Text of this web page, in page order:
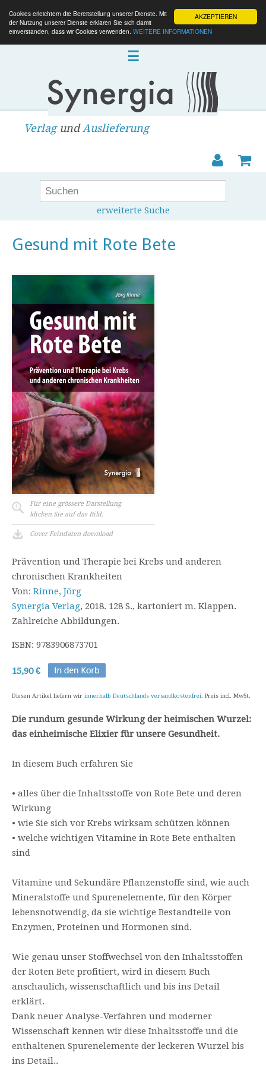
AKZEPTIEREN
Cookies erleichtern die Bereitstellung unserer Dienste. Mit
der Nutzung unserer Dienste erklären Sie sich damit
einverstanden, dass wir Cookies verwenden. WEITERE INFORMATIONEN
☰
VerlagundAuslieferung
erweiterte Suche
Gesund mit Rote Bete
Für eine grössere Darstellung
klicken Sie auf das Bild.
Cover Feindaten download
Prävention und Therapie bei Krebs und anderen
chronischen Krankheiten
Von: Rinne, Jörg
Synergia Verlag, 2018. 128 S., kartoniert m. Klappen.
Zahlreiche Abbildungen.
ISBN: 9783906873701
15,90 €
Diesen Artikel liefern wir innerhalb Deutschlands versandkostenfrei. Preis incl. MwSt.
Die rundum gesunde Wirkung der heimischen Wurzel:
das einheimische Elixier für unsere Gesundheit.
In diesem Buch erfahren Sie
• alles über die Inhaltsstoffe von Rote Bete und deren
Wirkung
• wie Sie sich vor Krebs wirksam schützen können
• welche wichtigen Vitamine in Rote Bete enthalten
sind
Vitamine und Sekundäre Pflanzenstoffe sind, wie auch
Mineralstoffe und Spurenelemente, für den Körper
lebensnotwendig, da sie wichtige Bestandteile von
Enzymen, Proteinen und Hormonen sind.
Wie genau unser Stoffwechsel von den Inhaltsstoffen
der Roten Bete profitiert, wird in diesem Buch
anschaulich, wissenschaftlich und bis ins Detail
erklärt.
Dank neuer Analyse-Verfahren und moderner
Wissenschaft kennen wir diese Inhaltsstoffe und die
enthaltenen Spurenelemente der leckeren Wurzel bis
ins Detail..